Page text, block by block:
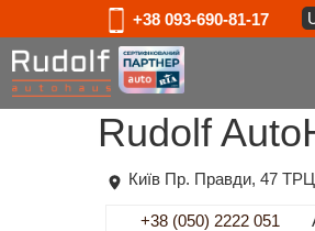
+38 093-690-81-17
Rudolf
Київ Пр. Правди, 47
+38 (050) 2222 051